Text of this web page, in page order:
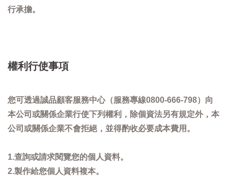
行承擔。
權利行使事項
您可透過誠品顧客服務中心（服務專線0800-666-798）向
本公司或關係企業行使下列權利，除個資法另有規定外，本
公司或關係企業不會拒絕，並得酌收必要成本費用。
1.查詢或請求閱覽您的個人資料。
2.製作給您個人資料複本。